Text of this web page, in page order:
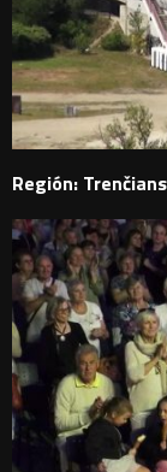
Región: